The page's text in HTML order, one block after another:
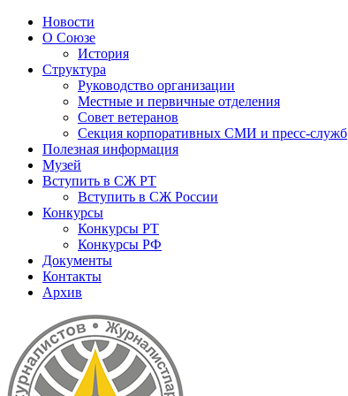
Новости
О Союзе
История
Структура
Руководство организации
Местные и первичные отделения
Совет ветеранов
Секция корпоративных СМИ и пресс-служб
Полезная информация
Музей
Вступить в СЖ РТ
Вступить в СЖ России
Конкурсы
Конкурсы РТ
Конкурсы РФ
Документы
Контакты
Архив